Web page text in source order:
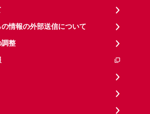
情報の外部送信について
調整